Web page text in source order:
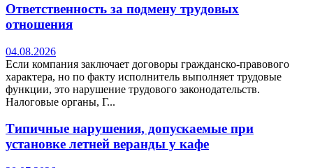
Ответственность за подмену трудовых
отношения
04.08.2026
Если компания заключает договоры гражданско-правового
характера, но по факту исполнитель выполняет трудовые
функции, это нарушение трудового законодательств.
Налоговые органы, Г...
Типичные нарушения, допускаемые при
установке летней веранды у кафе